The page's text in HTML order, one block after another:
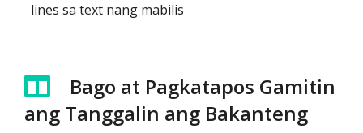
lines sa text nang mabilis
Bago at Pagkatapos Gamitin
ang Tanggalin ang Bakanteng